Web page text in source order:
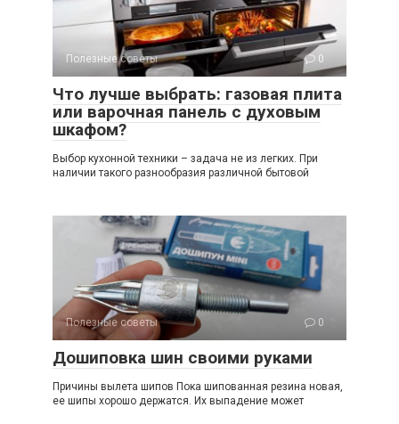
Полезные советы 0
Что лучше выбрать: газовая плита
или варочная панель с духовым
шкафом?
Выбор кухонной техники – задача не из легких. При
наличии такого разнообразия различной бытовой
Полезные советы 0
Дошиповка шин своими руками
Причины вылета шипов Пока шипованная резина новая,
ее шипы хорошо держатся. Их выпадение может